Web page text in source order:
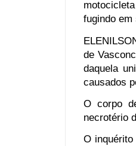
fugindo em
de
daquela
causados
O corpo
necrotério
O